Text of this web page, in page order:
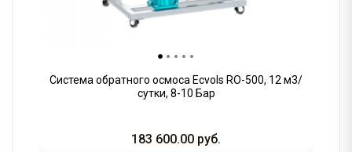
Система обратного осмоса Ecvols RO-500, 12 м3/
сутки, 8-10 Бар
183 600.00 руб.